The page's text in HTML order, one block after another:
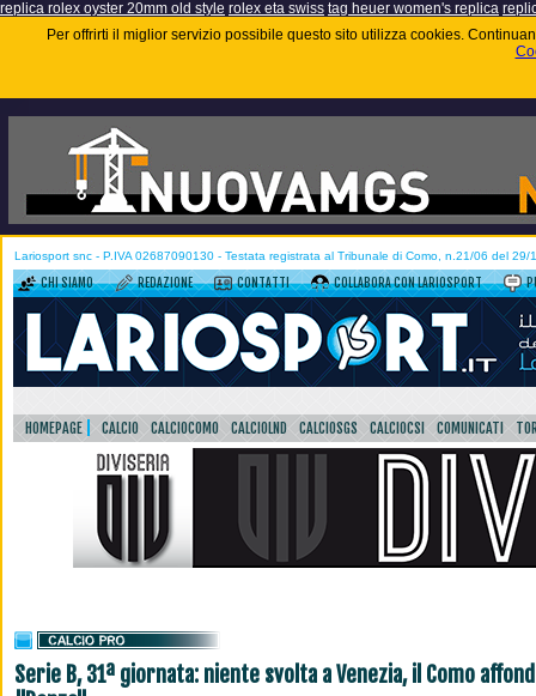
replica rolex oyster 20mm old style rolex eta swiss tag heuer women's replica
Per offrirti il miglior servizio possibile questo sito utilizza cookies.
Lariosport snc - P.IVA 02687090130 - Testata registrata al Tribunale di Como, n.21/06 del 29/
CHI SIAMO REDAZIONE CONTATTI COLLABORA CON LARIOSPORT
HOMEPAGE CALCIO CALCIOCOMO CALCIOLND CALCIOSGS CALCIOCSI COMUNICATI
Serie B, 31ª giornata: niente svolta a Venezia, il Como